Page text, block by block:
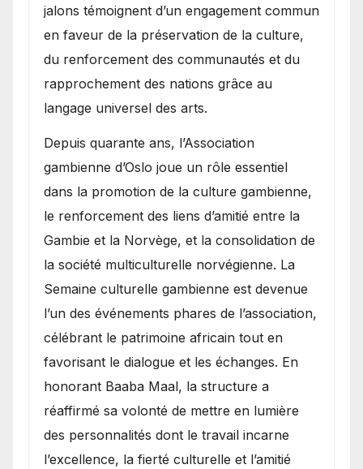
jalons témoignent d’un engagement commun
en faveur de la préservation de la culture,
du renforcement des communautés et du
rapprochement des nations grâce au
langage universel des arts.
​Depuis quarante ans, l’Association
gambienne d’Oslo joue un rôle essentiel
dans la promotion de la culture gambienne,
le renforcement des liens d’amitié entre la
Gambie et la Norvège, et la consolidation de
la société multiculturelle norvégienne. La
Semaine culturelle gambienne est devenue
l’un des événements phares de l’association,
célébrant le patrimoine africain tout en
favorisant le dialogue et les échanges. En
honorant Baaba Maal, la structure a
réaffirmé sa volonté de mettre en lumière
des personnalités dont le travail incarne
l’excellence, la fierté culturelle et l’amitié